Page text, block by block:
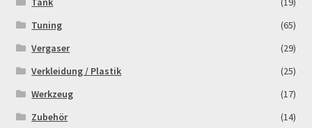
Tuning
(65)
Vergaser
(29)
Verkleidung / Plastik
(25)
Werkzeug
(17)
Zubehör
(14)